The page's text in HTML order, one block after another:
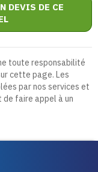
DEVIS DE CE
toute responsabilité
cette page. Les
par nos services et
de faire appel à un